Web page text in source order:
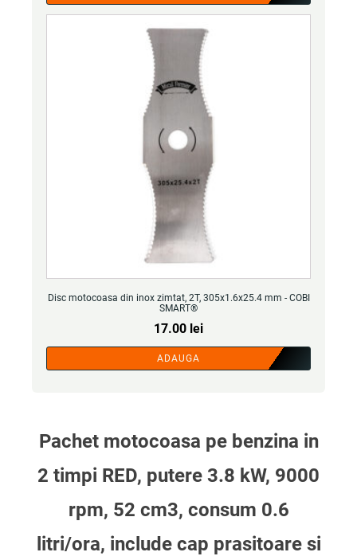
Disc motocoasa din inox zimtat, 2T, 305x1.6x25.4 mm - COBI
SMART®
17.00 lei
ADAUGA
Pachet motocoasa pe benzina in
2 timpi RED, putere 3.8 kW, 9000
rpm, 52 cm3, consum 0.6
litri/ora, include cap prasitoare si